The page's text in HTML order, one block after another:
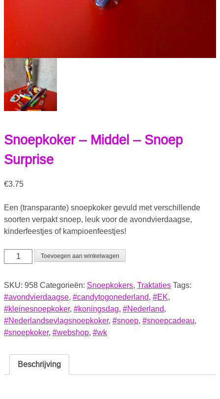
Snoepkoker – Middel – Snoep
Surprise
€3.75
Een (transparante) snoepkoker gevuld met verschillende
soorten verpakt snoep, leuk voor de avondvierdaagse,
kinderfeestjes of kampioenfeestjes!
Toevoegen aan winkelwagen
SKU: 958 Categorieën: Snoepkokers, Traktaties Tags:
#avondvierdaagse, #candytogonederland, #EK,
#kleinesnoepkoker, #koningsdag, #Nederland,
#Nederlandsevlagsnoepkoker, #snoep, #snoepcadeau,
#snoepkoker, #webshop, #wk
Beschrijving